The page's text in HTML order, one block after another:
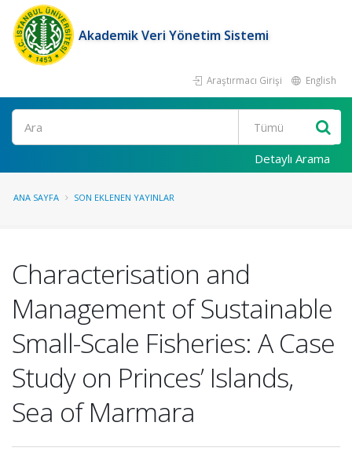
Akademik Veri Yönetim Sistemi
Araştırmacı Girişi English
Ara
Detaylı Arama
ANA SAYFA SON EKLENEN YAYINLAR
Characterisation and
Management of Sustainable
Small-Scale Fisheries: A Case
Study on Princes’ Islands,
Sea of Marmara